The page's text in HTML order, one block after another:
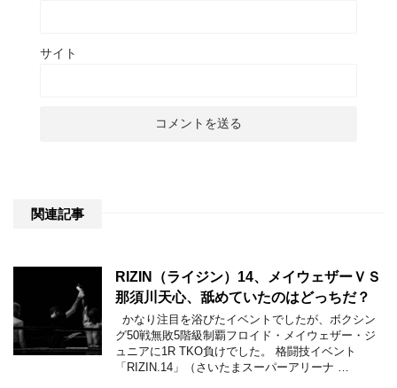
サイト
関連記事
RIZIN（ライジン）14、メイウェザーＶＳ
那須川天心、舐めていたのはどっちだ？
かなり注目を浴びたイベントでしたが、ボクシン
グ50戦無敗5階級制覇フロイド・メイウェザー・ジ
ュニアに1R TKO負けでした。 格闘技イベント
「RIZIN.14」（さいたまスーパーアリーナ …